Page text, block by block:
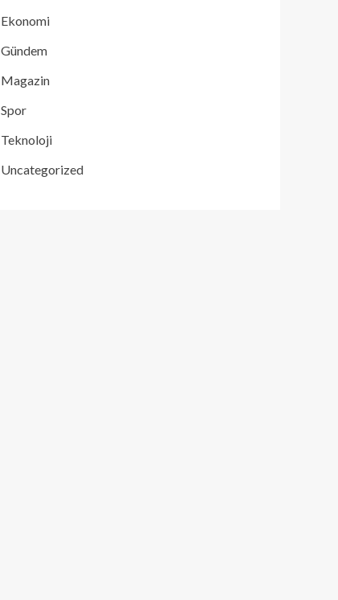
Ekonomi
Gündem
Magazin
Spor
Teknoloji
Uncategorized